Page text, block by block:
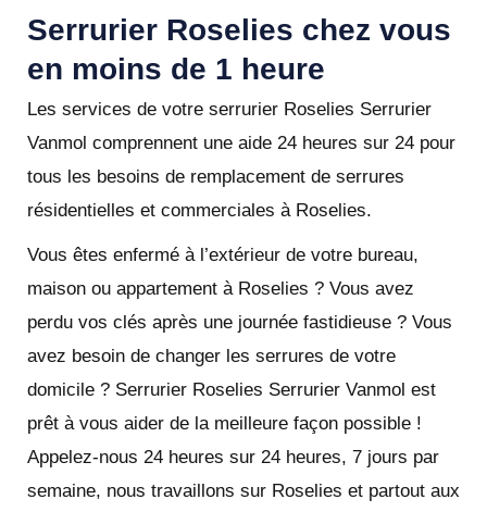
Serrurier Roselies chez vous
en moins de 1 heure
Les services de votre serrurier Roselies Serrurier
Vanmol comprennent une aide 24 heures sur 24 pour
tous les besoins de remplacement de serrures
résidentielles et commerciales à Roselies.
Vous êtes enfermé à l’extérieur de votre bureau,
maison ou appartement à Roselies ? Vous avez
perdu vos clés après une journée fastidieuse ? Vous
avez besoin de changer les serrures de votre
domicile ? Serrurier Roselies Serrurier Vanmol est
prêt à vous aider de la meilleure façon possible !
Appelez-nous 24 heures sur 24 heures, 7 jours par
semaine, nous travaillons sur Roselies et partout aux